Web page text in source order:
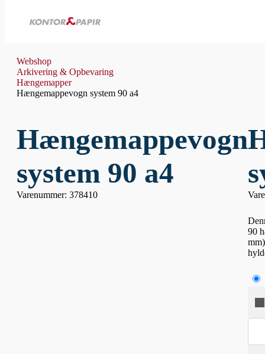
Webshop
Arkivering & Opbevaring
Hængemapper
Hængemappevogn system 90 a4
Hængemappevogn
system 90 a4
Varenummer: 378410
90